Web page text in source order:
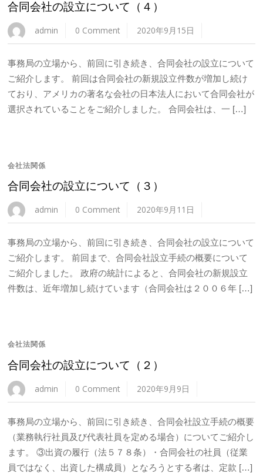
合同会社の設立について（４）
admin 0 Comment 2020年9月15日
事務局の立場から、前回に引き続き、合同会社の設立について
ご紹介します。 前回は合同会社の新規設立件数が増加し続け
ており、アメリカの著名な会社の日本法人において合同会社が
選択されていることをご紹介しました。 合同会社は、一 […]
会社法関係
合同会社の設立について（３）
admin 0 Comment 2020年9月11日
事務局の立場から、前回に引き続き、合同会社の設立について
ご紹介します。 前回まで、合同会社設立手続の概要について
ご紹介しました。 政府の統計によると、合同会社の新規設立
件数は、近年増加し続けています（合同会社は２００６年 […]
会社法関係
合同会社の設立について（２）
admin 0 Comment 2020年9月9日
事務局の立場から、前回に引き続き、合同会社設立手続の概要
（業務執行社員及び代表社員を定める場合）についてご紹介し
ます。 ③出資の履行（法５７８条）・合同会社の社員（従業
員ではなく、出資した構成員）となろうとする者は、定款 […]